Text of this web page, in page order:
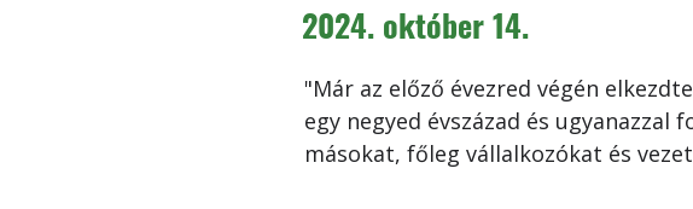
2024. október 14.
"Már az előző évezred végén
egy negyed évszázad és
másokat, főleg vállalkozókat és